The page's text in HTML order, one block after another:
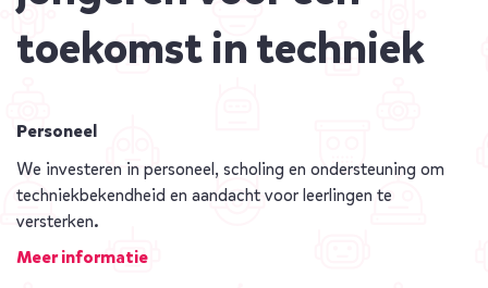
toekomst in techniek
Personeel
We investeren in personeel, scholing en ondersteuning om
techniekbekendheid en aandacht voor leerlingen te
versterken.
Meer informatie